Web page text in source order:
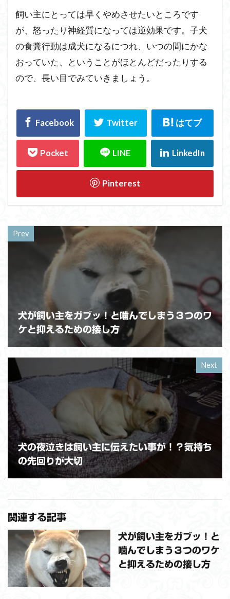
飼い主にとっては早くやめさせたいところです
が、怒ったり神経質になっては逆効果です。子犬
の食糞行動は成犬になるにつれ、いつの間にかな
おっていた、ということがほとんどだったりする
ので、長い目でみていきましょう。
Prev
犬が飼い主をガブッ！と噛んでしまう３つのワ
ケと抑えるための接し方
Next
犬の夜泣きは飼い主に伝えたい事が！？気持ち
の先回りが大切
関連する記事
犬が飼い主をガブッ！と
噛んでしまう３つのワケ
と抑えるための接し方